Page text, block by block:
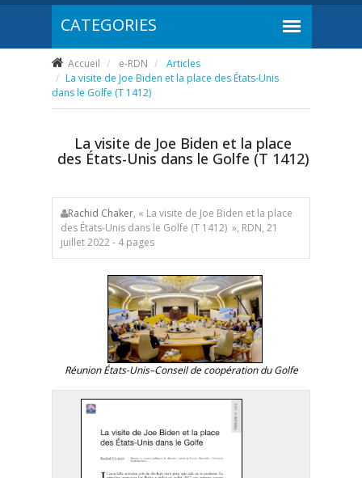
Accueil e-RDN
Articles
La visite de Joe Biden et la place des États-Unis
dans le Golfe (T 1412)
La visite de Joe Biden et la place
des États-Unis dans le Golfe (T 1412)
Rachid Chaker, « La visite de Joe Biden et la place
des États-Unis dans le Golfe (T 1412) », RDN, 21
juillet 2022 - 4 pages
Réunion États-Unis–Conseil de coopération du Golfe